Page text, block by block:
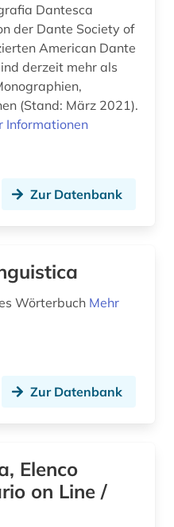
Dantesca
der Dante Society of
American Dante
derzeit mehr als
(Stand: März 2021).
Informationen
Zur Datenbank
Wörterbuch Mehr
Zur Datenbank
Elenco
on Line /